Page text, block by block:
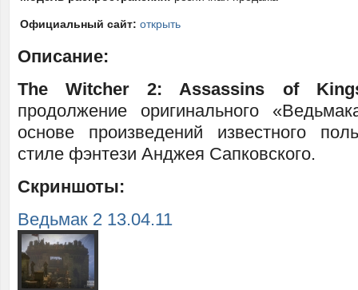
Официальный сайт: открыть
Описание:
The Witcher 2: Assassins of
продолжение оригинального
основе произведений известного
стиле фэнтези Анджея Сапковского.
Скриншоты:
Ведьмак 2 13.04.11